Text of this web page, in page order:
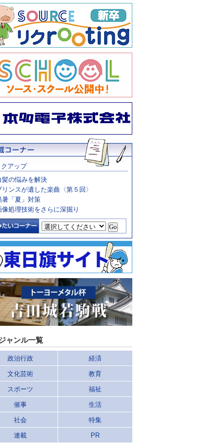
アップ
髪の悩みを解決
リンスが遺した楽曲〈第５回〉
暑「夏」対策
像処理技術をさらに深掘り
ャンル一覧
政治行政 経済
文化芸術 教育
スポーツ 福祉
催事 生活
社会 特集
連載 PR